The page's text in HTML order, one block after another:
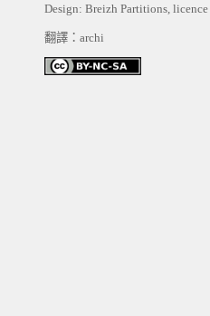
Design: Breizh Partitions, licence
翻譯：archi